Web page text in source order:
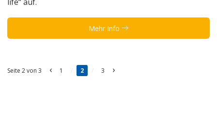
Mehr Info
Seite 2 von 3 ‹ 1 2 3 ›